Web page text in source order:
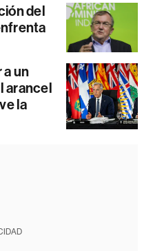
del
a un
arancel
la